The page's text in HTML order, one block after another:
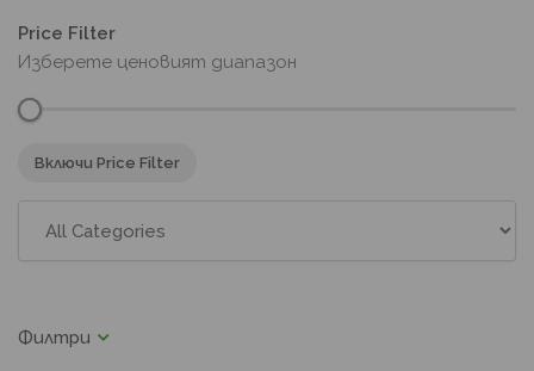
Price Filter
Изберете ценовият диапазон
Включи Price Filter